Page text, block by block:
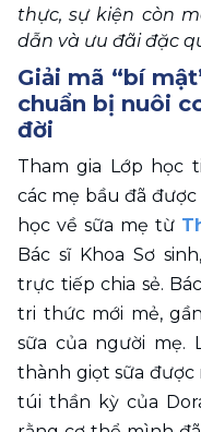
thực, sự kiện còn
dẫn và ưu đãi đặc
Giải mã “bí
chuẩn bị nuôi
đời
Tham gia Lớp học
các mẹ bầu đã
học về sữa mẹ từ
Bác sĩ Khoa Sơ
trực tiếp chia sẻ.
tri thức mới mẻ,
sữa của người mẹ.
thành giọt sữa được
túi thần kỳ của